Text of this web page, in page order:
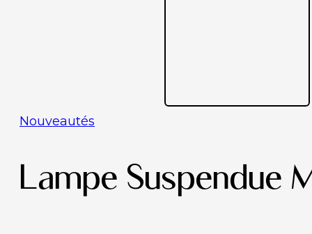
Nouveautés
Lampe Suspendue